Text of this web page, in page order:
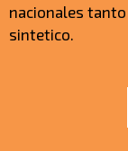
nacionales
sintetico.